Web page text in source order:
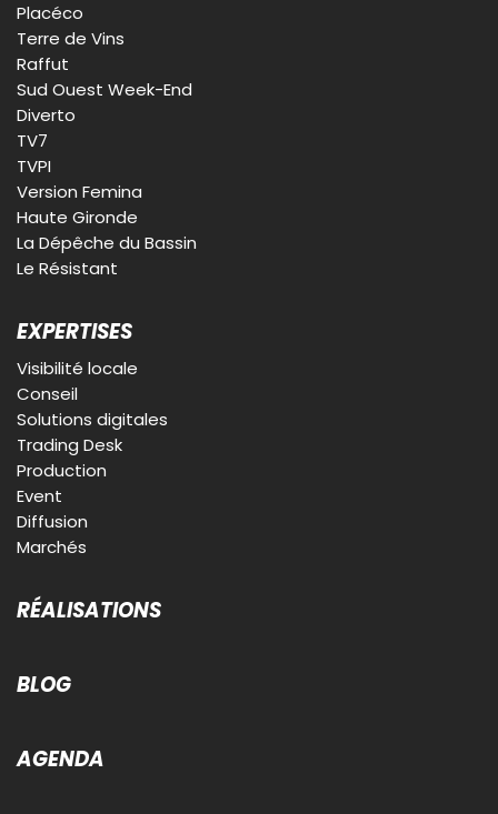
Placéco
Terre de Vins
Raffut
Sud Ouest Week-End
Diverto
TV7
TVPI
Version Femina
Haute Gironde
La Dépêche du Bassin
Le Résistant
EXPERTISES
Visibilité locale
Conseil
Solutions digitales
Trading Desk
Production
Event
Diffusion
Marchés
RÉALISATIONS
BLOG
AGENDA